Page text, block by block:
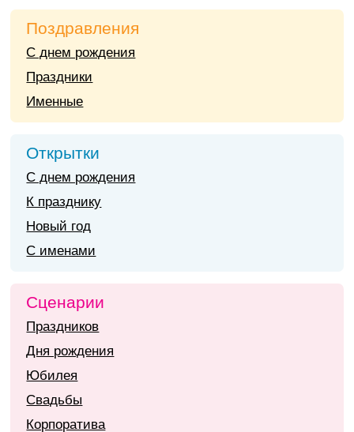
Поздравления
С днем рождения
Праздники
Именные
Открытки
С днем рождения
К празднику
Новый год
С именами
Сценарии
Праздников
Дня рождения
Юбилея
Свадьбы
Корпоратива